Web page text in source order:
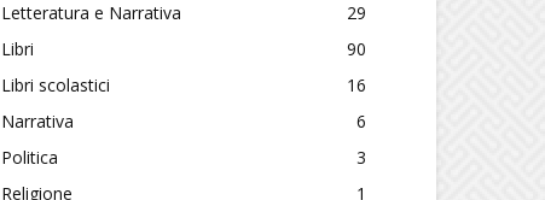
Letteratura e Narrativa
29
Libri
90
Libri scolastici
16
Narrativa
6
Politica
3
Religione
1